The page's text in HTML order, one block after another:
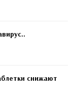
снижают